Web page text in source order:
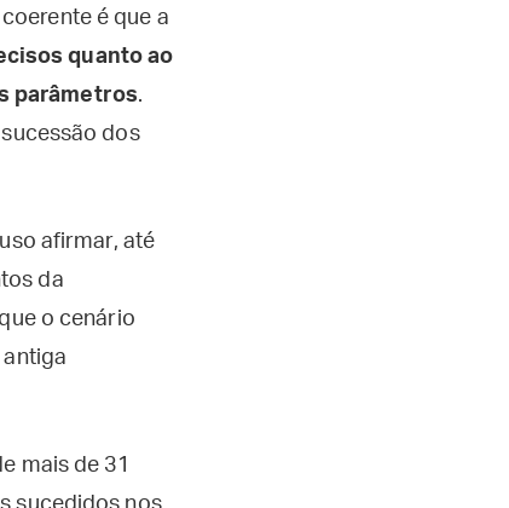
é que a
quanto ao
parâmetros.
dos
afirmar, até
da
o cenário
mais de 31